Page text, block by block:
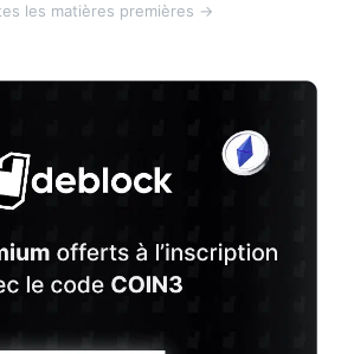
les matières premières →